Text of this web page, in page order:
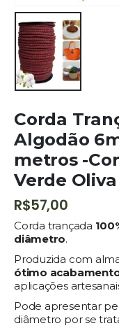
Corda
Algodão
metros -
Verde
R$57,00
Corda trançada
diâmetro.
Produzida com
ótimo
aplicações
Pode apresentar
diâmetro por se